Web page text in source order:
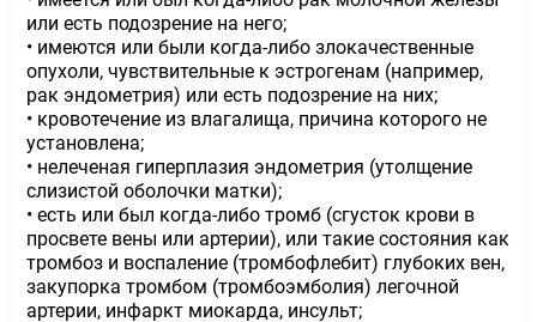
или есть подозрение на него;
• имеются или были когда-либо злокачественные
опухоли, чувствительные к эстрогенам (например,
рак эндометрия) или есть подозрение на них;
• кровотечение из влагалища, причина которого не
установлена;
• нелеченая гиперплазия эндометрия (утолщение
слизистой оболочки матки);
• есть или был когда-либо тромб (сгусток крови в
просвете вены или артерии), или такие состояния как
тромбоз и воспаление (тромбофлебит) глубоких вен,
закупорка тромбом (тромбоэмболия) легочной
артерии, инфаркт миокарда, инсульт;